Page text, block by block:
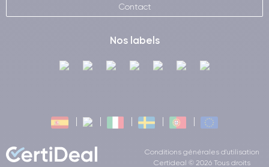
Contact
Nos labels
Conditions générales d'utilisation
Certideal © 2026 Tous droits